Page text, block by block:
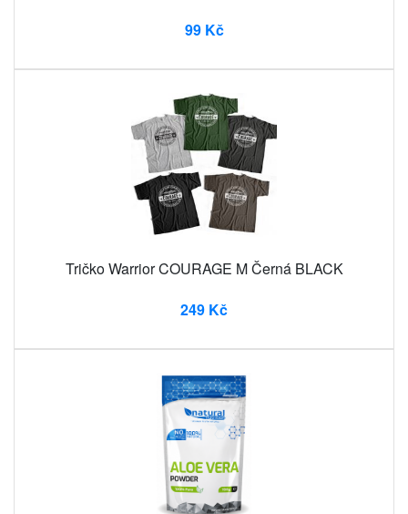
99 Kč
Tričko Warrior COURAGE M Černá BLACK
249 Kč